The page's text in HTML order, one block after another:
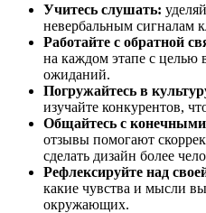
Учитесь слушать:
невербальным сигналам
Работайте с обратной
на каждом этапе с целью
ожиданий.
Погружайтесь в
изучайте конкурентов,
Общайтесь с
отзывы помогают
сделать дизайн более
Рефлексируйте над
какие чувства и мысли
окружающих.